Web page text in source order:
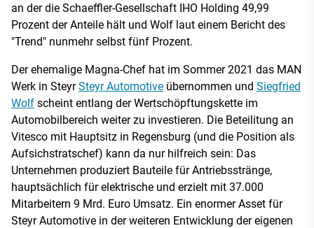
an der die Schaeffler-Gesellschaft IHO Holding 49,99
Prozent der Anteile hält und Wolf laut einem Bericht des
"Trend" nunmehr selbst fünf Prozent.
Der ehemalige Magna-Chef hat im Sommer 2021 das MAN
Werk in SteyrSteyr Automotive übernommen und Siegfried
Wolf scheint entlang der Wertschöpftungskette im
Automobilbereich weiter zu investieren. Die Beteilitung an
Vitesco mit Hauptsitz in Regensburg (und die Position als
Aufsichstratschef) kann da nur hilfreich sein: Das
Unternehmen produziert Bauteile für Antriebsstränge,
hauptsächlich für elektrische und erzielt mit 37.000
Mitarbeitern 9 Mrd. Euro Umsatz. Ein enormer Asset für
Steyr Automotive in der weiteren Entwicklung der eigenen